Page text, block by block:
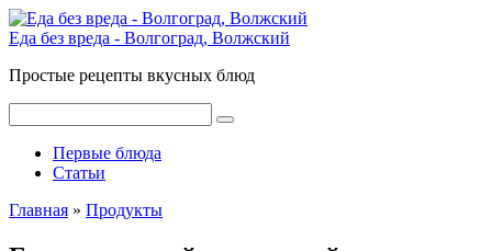
Перейти
к
Еда без вреда - Волгоград, Волжский
Простые рецепты вкусных блюд
Первые блюда
Статьи
Главная » Продукты